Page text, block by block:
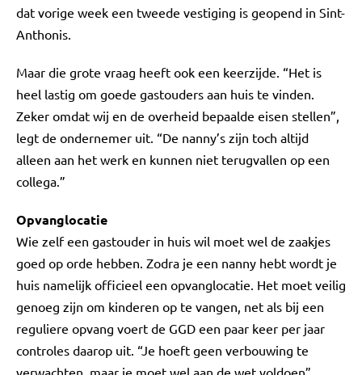
dat vorige week een tweede vestiging is geopend in Sint-
Anthonis.
Maar die grote vraag heeft ook een keerzijde. “Het is
heel lastig om goede gastouders aan huis te vinden.
Zeker omdat wij en de overheid bepaalde eisen stellen”,
legt de ondernemer uit. “De nanny’s zijn toch altijd
alleen aan het werk en kunnen niet terugvallen op een
collega.”
Opvanglocatie
Wie zelf een gastouder in huis wil moet wel de zaakjes
goed op orde hebben. Zodra je een nanny hebt wordt je
huis namelijk officieel een opvanglocatie. Het moet veilig
genoeg zijn om kinderen op te vangen, net als bij een
reguliere opvang voert de GGD een paar keer per jaar
controles daarop uit. “Je hoeft geen verbouwing te
verwachten, maar je moet wel aan de wet voldoen”,